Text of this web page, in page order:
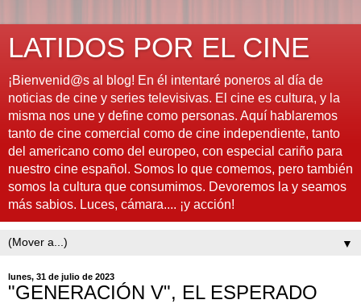
LATIDOS POR EL CINE
¡Bienvenid@s al blog! En él intentaré poneros al día de
noticias de cine y series televisivas. El cine es cultura, y la
misma nos une y define como personas. Aquí hablaremos
tanto de cine comercial como de cine independiente, tanto
del americano como del europeo, con especial cariño para
nuestro cine español. Somos lo que comemos, pero también
somos la cultura que consumimos. Devoremos la y seamos
más sabios. Luces, cámara.... ¡y acción!
▼
lunes, 31 de julio de 2023
"GENERACIÓN V", EL ESPERADO